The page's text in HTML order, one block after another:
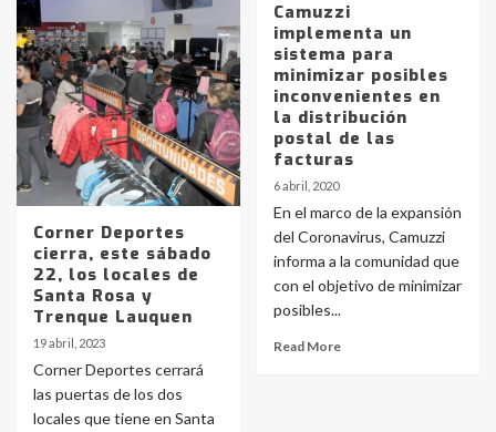
Corner Deportes
cierra, este sábado
22, los locales de
Santa Rosa y
Trenque Lauquen
19 abril, 2023
Corner Deportes cerrará
las puertas de los dos
locales que tiene en Santa
Camuzzi
implementa un
sistema para
minimizar posibles
inconvenientes en
la distribución
postal de las
facturas
6 abril, 2020
En el marco de la expansión
del Coronavirus, Camuzzi
informa a la comunidad que
con el objetivo de minimizar
posibles...
Read More